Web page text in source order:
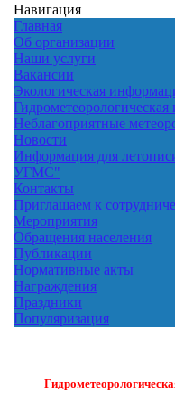
Навигация
Главная
Об организации
Наши услуги
Вакансии
Экологическая
Неблагоприятные
Новости
Информация для
УГМС"
Контакты
Приглашаем к
Мероприятия
Обращения населения
Публикации
Нормативные акты
Награждения
Праздники
Популяризация